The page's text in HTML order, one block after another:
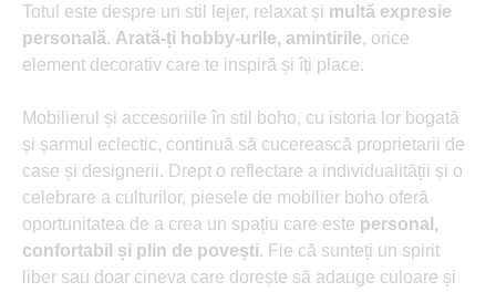
Totul este despre un stil lejer, relaxat și multă expresie
personală. Arată-ți hobby-urile, amintirile, orice
element decorativ care te inspiră și îți place.
Mobilierul și accesoriile în stil boho, cu istoria lor bogată
și șarmul eclectic, continuă să cucerească proprietarii de
case și designerii. Drept o reflectare a individualității și o
celebrare a culturilor, piesele de mobilier boho oferă
oportunitatea de a crea un spațiu care este personal,
confortabil și plin de povești. Fie că sunteți un spirit
liber sau doar cineva care dorește să adauge culoare și